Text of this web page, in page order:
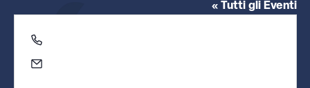
« Tutti gli Eventi